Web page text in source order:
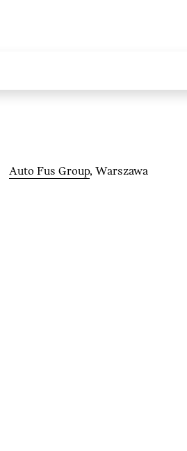
Auto Fus Group, Warszawa